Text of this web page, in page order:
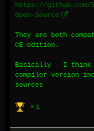
https://github.com/
Open-Source
They are both
CE edition.
Basically - I think I
compiler version
sources
1